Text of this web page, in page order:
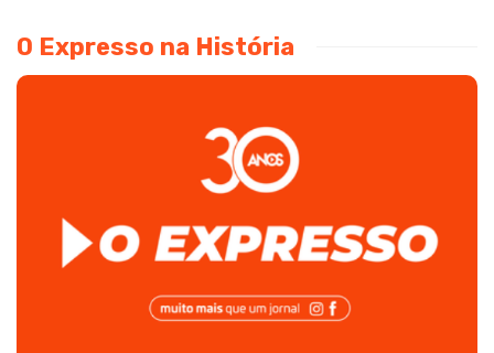
O Expresso na História